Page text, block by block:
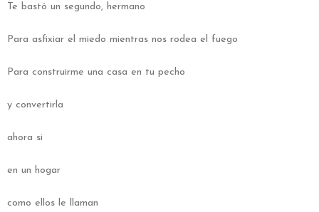
Te bastó un segundo, hermano
Para asfixiar el miedo mientras nos rodea el fuego
Para construirme una casa en tu pecho
y convertirla
ahora si
en un hogar
como ellos le llaman